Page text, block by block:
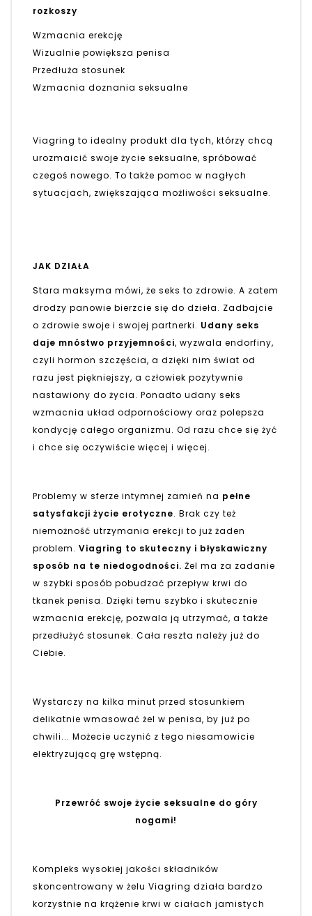
rozkoszy
Wzmacnia erekcję
Wizualnie powiększa penisa
Przedłuża stosunek
Wzmacnia doznania seksualne
Viagring to idealny produkt dla tych, którzy chcą
urozmaicić swoje życie seksualne, spróbować
czegoś nowego. To także pomoc w nagłych
sytuacjach, zwiększająca możliwości seksualne.
JAK DZIAŁA
Stara maksyma mówi, że seks to zdrowie. A zatem
drodzy panowie bierzcie się do dzieła. Zadbajcie
o zdrowie swoje i swojej partnerki. Udany seks
daje mnóstwo przyjemności, wyzwala endorfiny,
czyli hormon szczęścia, a dzięki nim świat od
razu jest piękniejszy, a człowiek pozytywnie
nastawiony do życia. Ponadto udany seks
wzmacnia układ odpornościowy oraz polepsza
kondycję całego organizmu. Od razu chce się żyć
i chce się oczywiście więcej i więcej.
Problemy w sferze intymnej zamień na pełne
satysfakcji życie erotyczne. Brak czy też
niemożność utrzymania erekcji to już żaden
problem. Viagring to skuteczny i błyskawiczny
sposób na te niedogodności. Żel ma za zadanie
w szybki sposób pobudzać przepływ krwi do
tkanek penisa. Dzięki temu szybko i skutecznie
wzmacnia erekcję, pozwala ją utrzymać, a także
przedłużyć stosunek. Cała reszta należy już do
Ciebie.
Wystarczy na kilka minut przed stosunkiem
delikatnie wmasować żel w penisa, by już po
chwili... Możecie uczynić z tego niesamowicie
elektryzującą grę wstępną.
Przewróć swoje życie seksualne do góry
nogami!
Kompleks wysokiej jakości składników
skoncentrowany w żelu Viagring działa bardzo
korzystnie na krążenie krwi w ciałach jamistych